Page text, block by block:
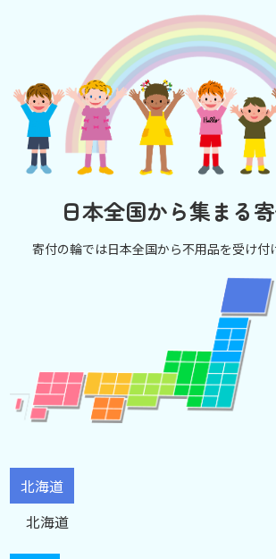
日本全国から集まる
寄付の輪では日本全国から不用品を受け付
北海道
北海道